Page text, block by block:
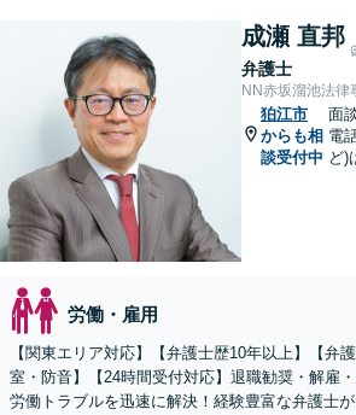
成瀬 直邦
弁護士
NN赤坂溜池法律
狛江市
からも相
談受付中
面
電
ど)
労働・雇用
【関東エリア対応】【弁護士歴10年以上】【弁
室・防音】【24時間受付対応】退職勧奨・解雇
労働トラブルを迅速に解決！経験豊富な弁護士